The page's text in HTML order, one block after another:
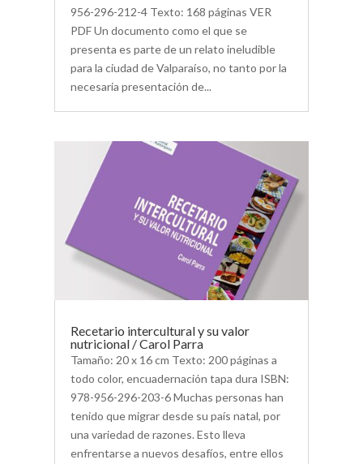
956-296-212-4 Texto: 168 páginas VER
PDF Un documento como el que se
presenta es parte de un relato ineludible
para la ciudad de Valparaíso, no tanto por la
necesaria presentación de...
Recetario intercultural y su valor
nutricional / Carol Parra
Tamaño: 20 x 16 cm Texto: 200 páginas a
todo color, encuadernación tapa dura ISBN:
978-956-296-203-6 Muchas personas han
tenido que migrar desde su país natal, por
una variedad de razones. Esto lleva
enfrentarse a nuevos desafíos, entre ellos